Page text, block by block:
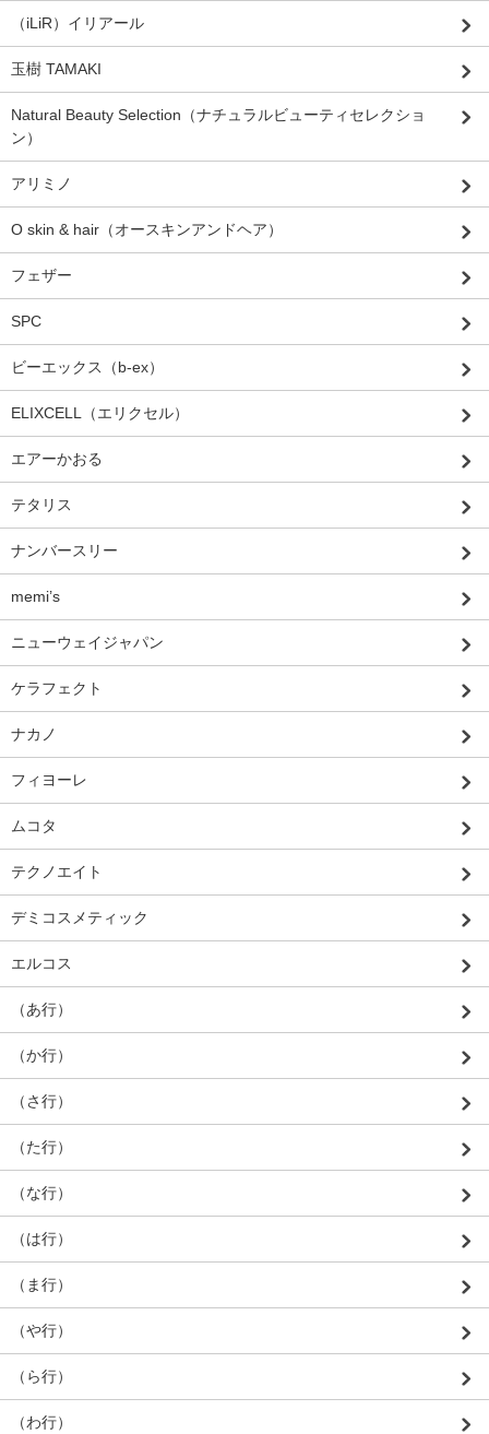
（iLiR）イリアール
玉樹 TAMAKI
Natural Beauty Selection（ナチュラルビューティセレクショ
ン）
アリミノ
O skin & hair（オースキンアンドヘア）
フェザー
SPC
ビーエックス（b-ex）
ELIXCELL（エリクセル）
エアーかおる
テタリス
ナンバースリー
memi’s
ニューウェイジャパン
ケラフェクト
ナカノ
フィヨーレ
ムコタ
テクノエイト
デミコスメティック
エルコス
（あ行）
（か行）
（さ行）
（た行）
（な行）
（は行）
（ま行）
（や行）
（ら行）
（わ行）